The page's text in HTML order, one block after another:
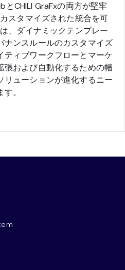
CHILI GraFxの両方が堅牢
スタマイズされた統合を可
、ダイナミックテンプレー
ナンスルールのカスタマイズ
ティブワークフローとマーケ
張および自動化するための幅
リューションが進化するニー
。